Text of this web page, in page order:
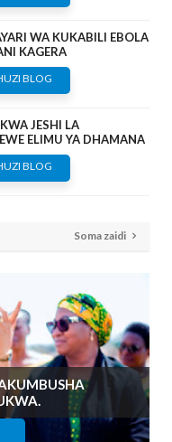
WA KUKABILI EBOLA
KAGERA
BLOG
JESHI LA
ELIMU YA DHAMANA
BLOG
Soma zaidi